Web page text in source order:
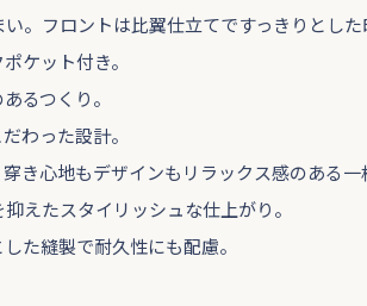
。フロントは比翼仕立てですっきりとした
ケット付き。
るつくり。
わった設計。
き心地もデザインもリラックス感のある一
えたスタイリッシュな仕上がり。
た縫製で耐久性にも配慮。